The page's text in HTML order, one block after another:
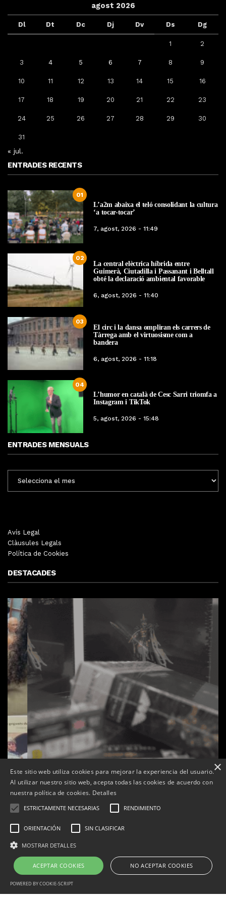
agost 2026
Dl Dt Dc Dj Dv Ds Dg
1 2
3 4 5 6 7 8 9
10 11 12 13 14 15 16
17 18 19 20 21 22 23
24 25 26 27 28 29 30
31
« jul.
ENTRADES RECENTS
01
L’a2m abaixa el teló consolidant la cultura
‘a tocar-tocar’
7, agost, 2026 - 11:49
02
La central elèctrica híbrida entre
Guimerà, Ciutadilla i Passanant i Belltall
obté la declaració ambiental favorable
6, agost, 2026 - 11:40
03
El circ i la dansa ompliran els carrers de
Tàrrega amb el virtuosisme com a
bandera
6, agost, 2026 - 11:18
04
L’humor en català de Cesc Sarri triomfa a
Instagram i TikTok
5, agost, 2026 - 15:48
ENTRADES MENSUALS
MENSUALS
Avís Legal
Clàusules Legals
Política de Cookies
DESTACADES
La botiga L’K de Balaguer es converteix en nou punt
Correu electrònic:info@tarrega.tv
Telèfons: 648 45 71 14 | 669 32 28 46
×
Este sitio web utiliza cookies para mejorar la experiencia del usuario.
Al utilizar nuestro sitio web, acepta todas las cookies de acuerdo con
nuestra política de cookies. Detalles
ESTRICTAMENTE NECESARIAS RENDIMIENTO
ORIENTACIÓN SIN CLASIFICAR
MOSTRAR DETALLES
ACEPTAR COOKIES NO ACEPTAR COOKIES
POWERED BY COOKIE-SCRIPT